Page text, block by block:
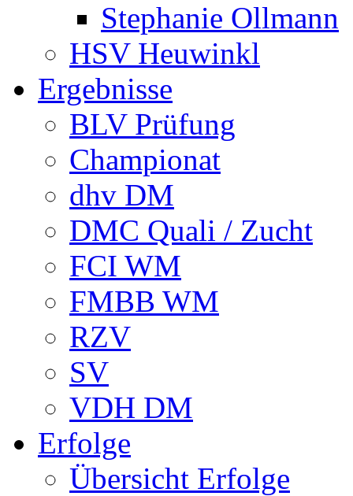
Stephanie Ollmann
HSV Heuwinkl
Ergebnisse
BLV Prüfung
Championat
dhv DM
DMC Quali / Zucht
FCI WM
FMBB WM
RZV
SV
VDH DM
Erfolge
Übersicht Erfolge